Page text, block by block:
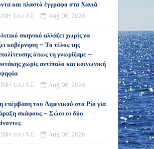
και πλαστό έγγραφο στα Χανιά
του Λ.Σ. Aug 06, 2026
σκηνικό αλλάζει χωρίς να
κυβέρνηση – Το τέλος της
όπως τη γνωρίζαμε –
χωρίς αντίπαλο και κοινωνική
του Λ.Σ. Aug 06, 2026
επέμβαση του Λιμενικού στο Ρίο για
σκάφους – Σώοι οι δύο
του Λ.Σ. Aug 06, 2026